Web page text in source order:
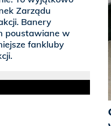
Zarządu
Banery
poustawiane w
fankluby